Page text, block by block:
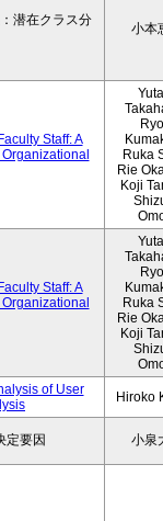
潜在クラス分
小本
Staff: A
Ruka
Rie
Koji
Staff: A
Ruka
Rie
Koji
of User
Hiroko
定要因 小泉